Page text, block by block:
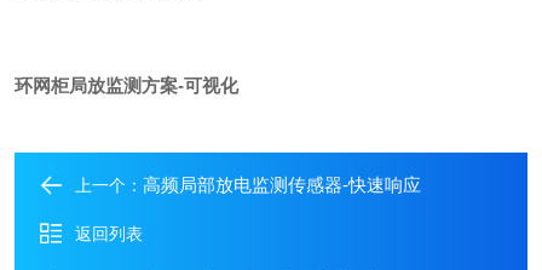
环网柜局放监测方案-可视化
上一个： 高频局部放电监测传感器-快速响应
返回列表